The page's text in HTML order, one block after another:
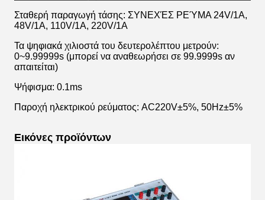
Σταθερή παραγωγή τάσης: ΣΥΝΕΧΈΣ ΡΕΎΜΑ 24V/1A,
48V/1A, 110V/1A, 220V/1A
Τα ψηφιακά χιλιοστά του δευτερολέπτου μετρούν:
0~9.99999s (μπορεί να αναθεωρήσει σε 99.9999s αν
απαιτείται)
Ψήφισμα: 0.1ms
Παροχή ηλεκτρικού ρεύματος: AC220V±5%, 50Hz±5%
Εικόνες προϊόντων